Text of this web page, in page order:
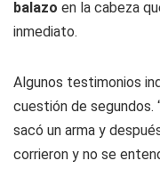
balazo en la cabeza
inmediato.
Algunos testimonios
cuestión de segundos.
sacó un arma y
corrieron y no se